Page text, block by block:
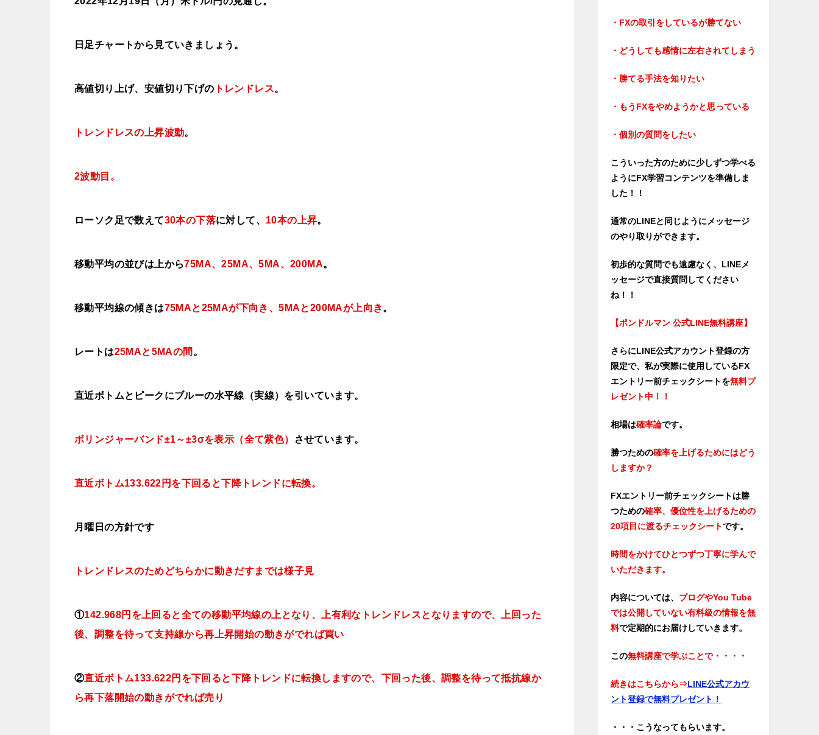
日足チャートから見ていきましょう。
高値切り上げ、安値切り下げの トレンドレス。
トレンドレスの上昇波動。
2波動目。
ローソク足で数えて30本の下落に対して、 10本の上昇。
移動平均の並びは上から75MA、25MA、5MA、200MA。
移動平均線の傾きは75MAと25MAが下向き、5MAと200MAが上向き。
レートは25MAと5MAの間 。
直近ボトムとピークにブルーの水平線（実線）を引いています。
ボリンジャーバンド±1～±3σを表示（全て紫色） させています。
直近ボトム133.622円を下回ると下降トレンドに転換。
月曜日の方針です
トレンドレスのためどちらかに動きだすまでは様子見
①142.968円を上回ると全ての移動平均線の上となり、上有利なトレンドレスとなりますので、上回った
後、調整を待って支持線から再上昇開始の動きがでれば買い
②直近ボトム133.622円を下回ると下降トレンドに転換しますので、下回った後、調整を待って抵抗線か
ら再下落開始の動きがでれば売り
・FXの取引をしているが勝てない
・どうしても感情に左右されてしまう
・勝てる手法を知りたい
・もうFXをやめようかと思っている
・個別の質問をしたい
こういった方のために少しずつ学べる
ようにFX学習コンテンツを準備しま
した！！
通常のLINEと同じようにメッセージ
のやり取りができます。
初歩的な質問でも遠慮なく、LINEメ
ッセージで直接質問してください
ね！！
【ポンドルマン 公式LINE無料講座】
さらにLINE公式アカウント登録の方
限定で、私が実際に使用しているFX
エントリー前チェックシートを無料プ
レゼント中！！
相場は確率論です。
勝つための確率を上げるためにはどう
しますか？
FXエントリー前チェックシートは勝
つための確率、優位性を上げるための
20項目に渡るチェックシートです。
時間をかけてひとつずつ丁寧に学んで
いただきます。
内容については、 ブログやYou Tube
では公開していない有料級の情報を無
料で定期的にお届けしていきます。
この無料講座で学ぶことで・・・・
続きはこちらから⇒LINE公式アカウ
ント登録で無料プレゼント！
・・・こうなってもらいます。